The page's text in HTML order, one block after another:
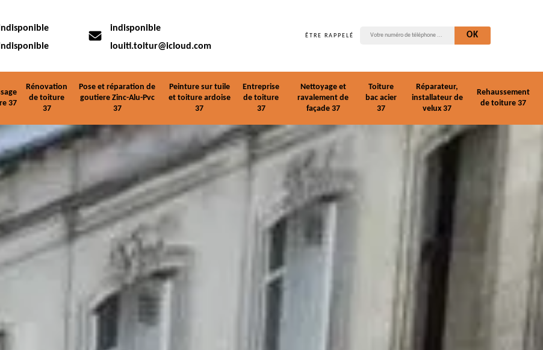
indisponible
louiti.toitur@icloud.com
ÊTRE RAPPELÉ
37
Rénovation
de toiture
37
Pose et réparation de
goutiere Zinc-Alu-Pvc
37
Peinture sur tuile
et toiture ardoise
37
Entreprise
de toiture
37
Nettoyage et
ravalement de
façade 37
Toiture
bac acier
37
Réparateur,
installateur de
velux 37
Rehaussement
de toiture 37